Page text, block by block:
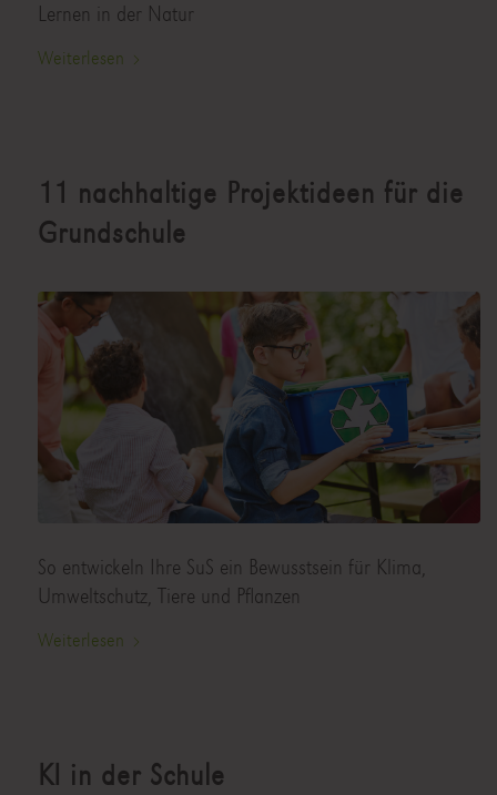
Lernen in der Natur
Weiterlesen
11 nachhaltige Projektideen für die
Grundschule
So entwickeln Ihre SuS ein Bewusstsein für Klima,
Umweltschutz, Tiere und Pflanzen
Weiterlesen
KI in der Schule